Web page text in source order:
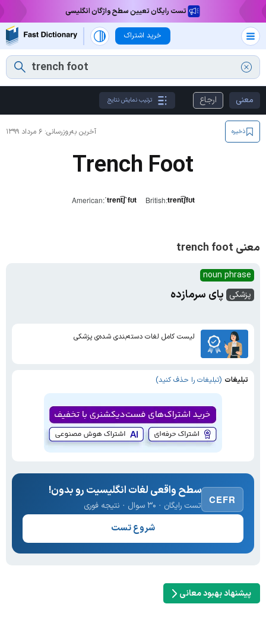
تست رایگان تعیین سطح واژگان انگلیسی
خرید اشتراک
معنی ارجاع ترتیب نمایش نتایج
آخرین به‌روزرسانی: ۶ مرداد ۱۳۹۹ ذخیره
Trench Foot
American:ˈtrent͡ʃˈfʊt British:trent͡ʃfʊt
معنی trench foot
noun phrase
پزشکی پای سرمازده
لیست کامل لغات دسته‌بندی شده‌ی پزشکی
تبلیغات (تبلیغات را حذف کنید)
CEFR
سطح واقعی لغات انگلیسیت رو بدون!
تست رایگان · ۳۰ سوال · نتیجه فوری
شروع تست
پیشنهاد بهبود معانی